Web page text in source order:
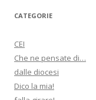
CATEGORIE
CEI
Che ne pensate di…
dalle diocesi
Dico la mia!